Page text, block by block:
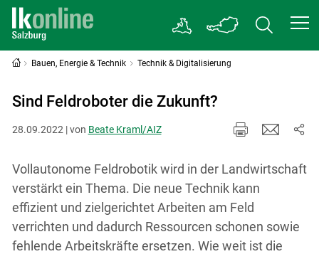
Bauen, Energie & Technik Technik & Digitalisierung
Sind Feldroboter die Zukunft?
28.09.2022 | von Beate Kraml/AIZ
Vollautonome Feldrobotik wird in der Landwirtschaft
verstärkt ein Thema. Die neue Technik kann
effizient und zielgerichtet Arbeiten am Feld
verrichten und dadurch Ressourcen schonen sowie
fehlende Arbeitskräfte ersetzen. Wie weit ist die